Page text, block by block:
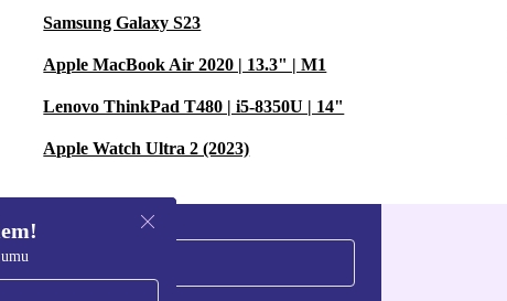
Samsung Galaxy S23
Apple MacBook Air 2020 | 13.3" | M1
Lenovo ThinkPad T480 | i5-8350U | 14"
Apple Watch Ultra 2 (2023)